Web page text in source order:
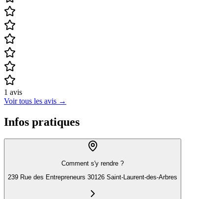
1 avis
Voir tous les avis →
Infos pratiques
Comment s'y rendre ?
239 Rue des Entrepreneurs 30126 Saint-Laurent-des-Arbres